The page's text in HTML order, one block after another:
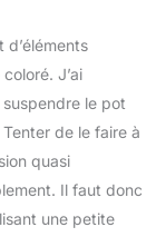
d’éléments
J’ai
le pot
de le faire à
quasi
Il faut donc
une petite